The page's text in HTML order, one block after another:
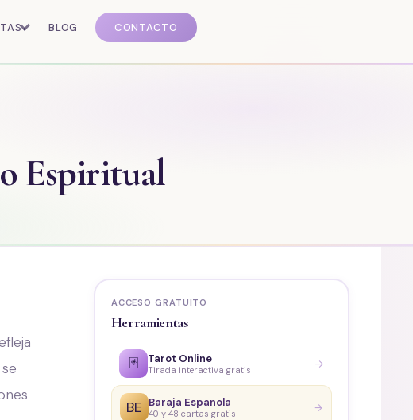
BLOG CONTACTO
Espiritual
ACCESO GRATUITO
Herramientas
🃏 Tarot Online
Tirada interactiva gratis →
BE Baraja Espanola
40 y 48 cartas gratis →